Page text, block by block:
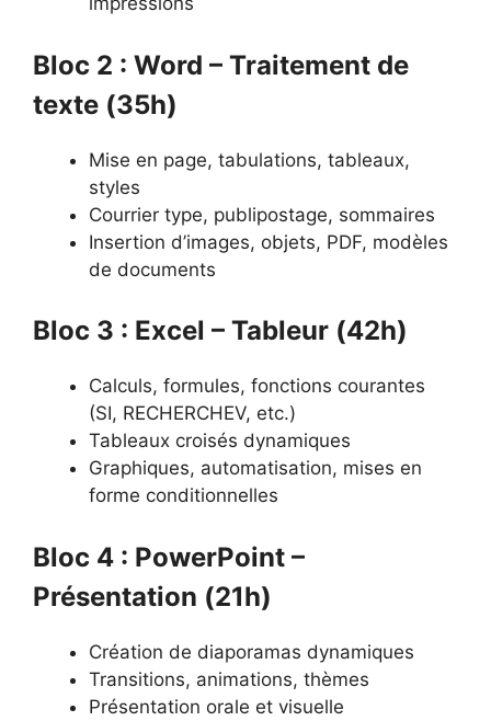
Bloc 2 : Word – Traitement de
texte (35h)
Mise en page, tabulations, tableaux,
styles
Courrier type, publipostage, sommaires
Insertion d’images, objets, PDF, modèles
de documents
Bloc 3 : Excel – Tableur (42h)
Calculs, formules, fonctions courantes
(SI, RECHERCHEV, etc.)
Tableaux croisés dynamiques
Graphiques, automatisation, mises en
forme conditionnelles
Bloc 4 : PowerPoint –
Présentation (21h)
Création de diaporamas dynamiques
Transitions, animations, thèmes
Présentation orale et visuelle